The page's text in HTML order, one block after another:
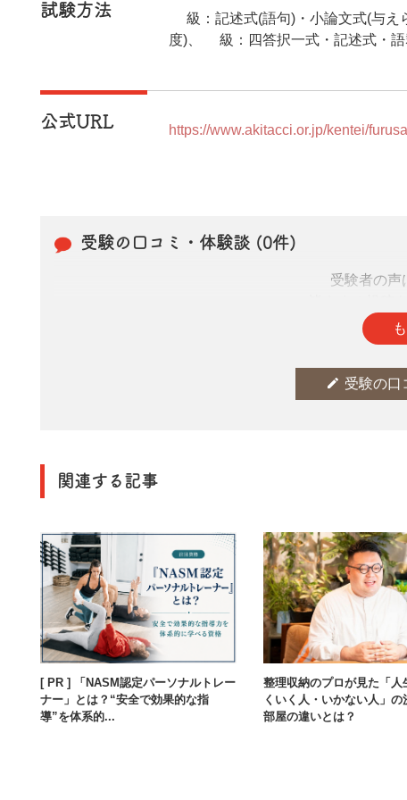
試験方法
1級：記述式(語句)・小論文式(
度)、2級：四答択一式・記述式・
公式URL https://www.akitacci.or.jp/kentei/
受験の口コミ・体験談 (0件)
受験者の声
edit 受験の口
関連する記事
[ PR ] 「NASM認定パーソナルトレー
ナー」とは？“安全で効果的な指
導”を体系的...
整理収納のプロが見た「人
くいく人・いかない人」の
部屋の違いとは？